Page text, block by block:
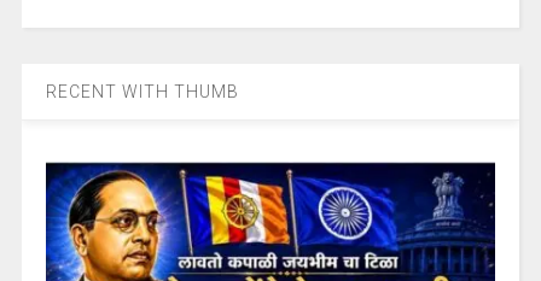
RECENT WITH THUMB